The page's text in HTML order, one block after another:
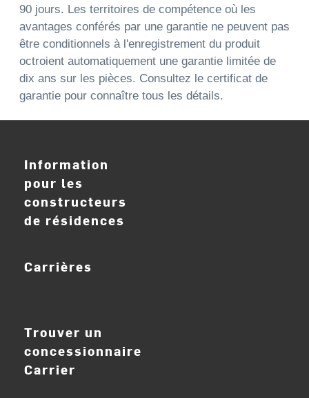
90 jours. Les territoires de compétence où les
avantages conférés par une garantie ne peuvent pas
être conditionnels à l'enregistrement du produit
octroient automatiquement une garantie limitée de
dix ans sur les pièces. Consultez le certificat de
garantie pour connaître tous les détails.
Information
pour les
constructeurs
de résidences
Carrières
Trouver un
concessionnaire
Carrier